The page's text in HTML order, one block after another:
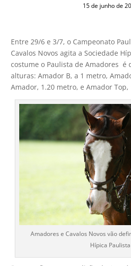
15 de junho de
Entre 29/6 e 3/7, o Campeonato
Cavalos Novos agita a Sociedade
costume o Paulista de Amadores é
alturas: Amador B, a 1 metro,
Amador, 1.20 metro, e Amador Top,
Amadores e Cavalos Novos vão
Hípica Paulista